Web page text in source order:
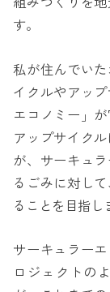
す。
私が住んでい
イクルやアッ
エコノミー」
アップサイク
が、サーキュ
るごみに対し
ることを目指し
サーキュラー
ロジェクトの